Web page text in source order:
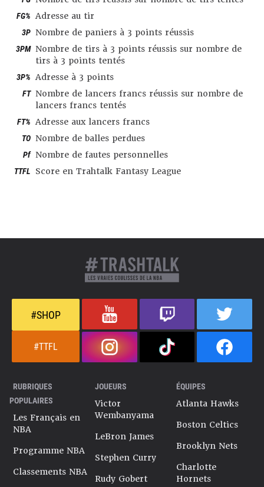
FG% Adresse au tir
3P Nombre de paniers à 3 points réussis
3PM Nombre de tirs à 3 points réussis sur nombre de
tirs à 3 points tentés
3P% Adresse à 3 points
FT Nombre de lancers francs réussis sur nombre de
lancers francs tentés
FT% Adresse aux lancers francs
TO Nombre de balles perdues
Pf Nombre de fautes personnelles
TTFL Score en Trahtalk Fantasy League
#SHOP
#TTFL
RUBRIQUES
POPULAIRES
Les Français en
NBA
Programme NBA
Classements NBA
JOUEURS
Victor
Wembanyama
LeBron James
Stephen Curry
Rudy Gobert
ÉQUIPES
Atlanta Hawks
Boston Celtics
Brooklyn Nets
Charlotte
Hornets